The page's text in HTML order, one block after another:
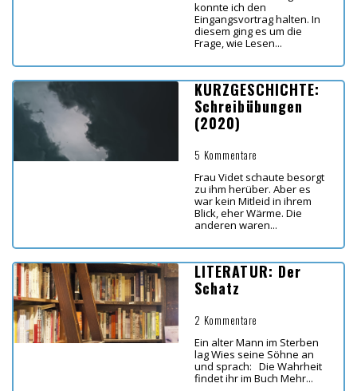
konnte ich den
Eingangsvortrag halten. In
diesem ging es um die
Frage, wie Lesen...
KURZGESCHICHTE:
Schreibübungen
(2020)
5 Kommentare
Frau Videt schaute besorgt
zu ihm herüber. Aber es
war kein Mitleid in ihrem
Blick, eher Wärme. Die
anderen waren...
LITERATUR: Der
Schatz
2 Kommentare
Ein alter Mann im Sterben
lag Wies seine Söhne an
und sprach: Die Wahrheit
findet ihr im Buch Mehr...